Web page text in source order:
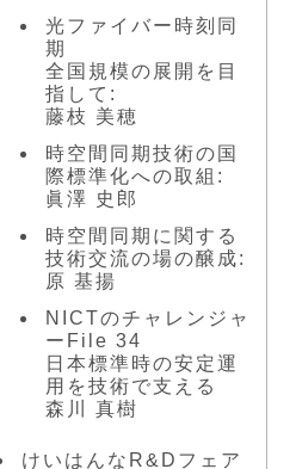
光ファイバー時刻同
期
全国規模の展開を目
指して:
藤枝 美穂
時空間同期技術の国
際標準化への取組:
眞澤 史郎
時空間同期に関する
技術交流の場の醸成:
原 基揚
NICTのチャレンジャ
ーFile 34
日本標準時の安定運
用を技術で支える
森川 真樹
けいはんなR&Dフェア